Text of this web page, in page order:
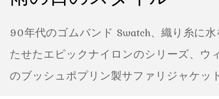
90年代のゴムバンド Swatch、織り糸に
たせたエピックナイロンのシリーズ、ウ
のブッシュポプリン製サファリジャケッ